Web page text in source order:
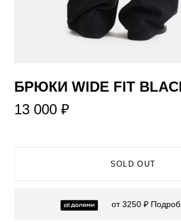
БРЮКИ WIDE FIT
13 000 ₽
SOLD OUT
от 3250 ₽